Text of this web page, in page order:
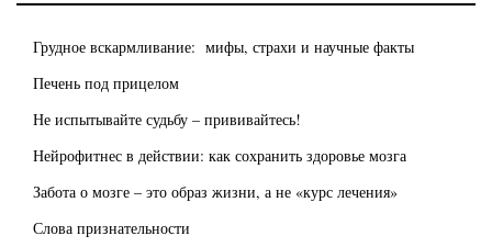
Грудное вскармливание: мифы, страхи и научные факты
Печень под прицелом
Не испытывайте судьбу – прививайтесь!
Нейрофитнес в действии: как сохранить здоровье мозга
Забота о мозге – это образ жизни, а не «курс лечения»
Слова признательности